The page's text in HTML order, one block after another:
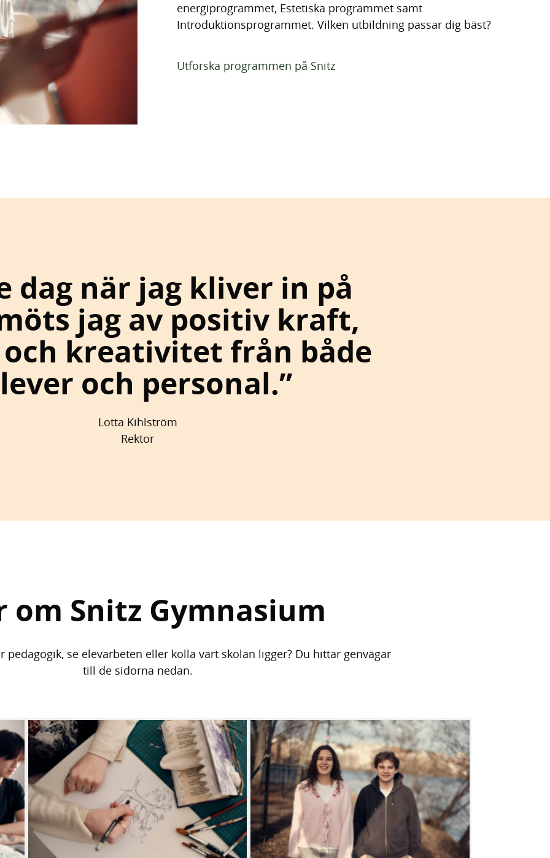
energiprogrammet, Estetiska programmet samt
Introduktionsprogrammet. Vilken utbildning passar dig bäst?
Utforska programmen på Snitz
dag när jag kliver in på
jag av positiv kraft,
kreativitet från både
och personal.
Lotta Kihlström
Rektor
om Snitz Gymnasium
pedagogik, se elevarbeten eller kolla vart skolan ligger? Du hittar genvägar
till de sidorna nedan.